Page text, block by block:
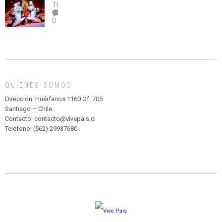
legalice
el
abuso”
DE
TEATRO
Y
MADAGASCAR
PARQUE
HURATDO
TEATRO
0
QUIÉNES SOMOS
Dirección: Huérfanos 1160 Of. 705
Santiago – Chile.
Contacto: contacto@vivepais.cl
Teléfono: (562) 29937680